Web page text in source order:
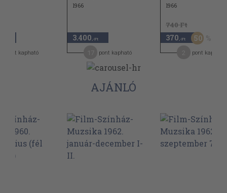
pont kapható
1966
3.400 ,-Ft
pont kapható
1966
740 Ft
370 ,-Ft 50
pont kapható
AJÁNLÓ